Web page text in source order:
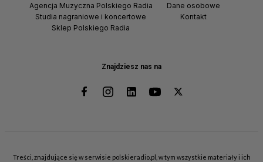
Znajdziesz nas na
Agencja Muzyczna Polskiego Radia
Studia nagraniowe i koncertowe
Sklep Polskiego Radia
Dane osobowe
Kontakt
Treści, znajdujące się w serwisie polskieradio.pl, w tym wszystkie materiały i ich